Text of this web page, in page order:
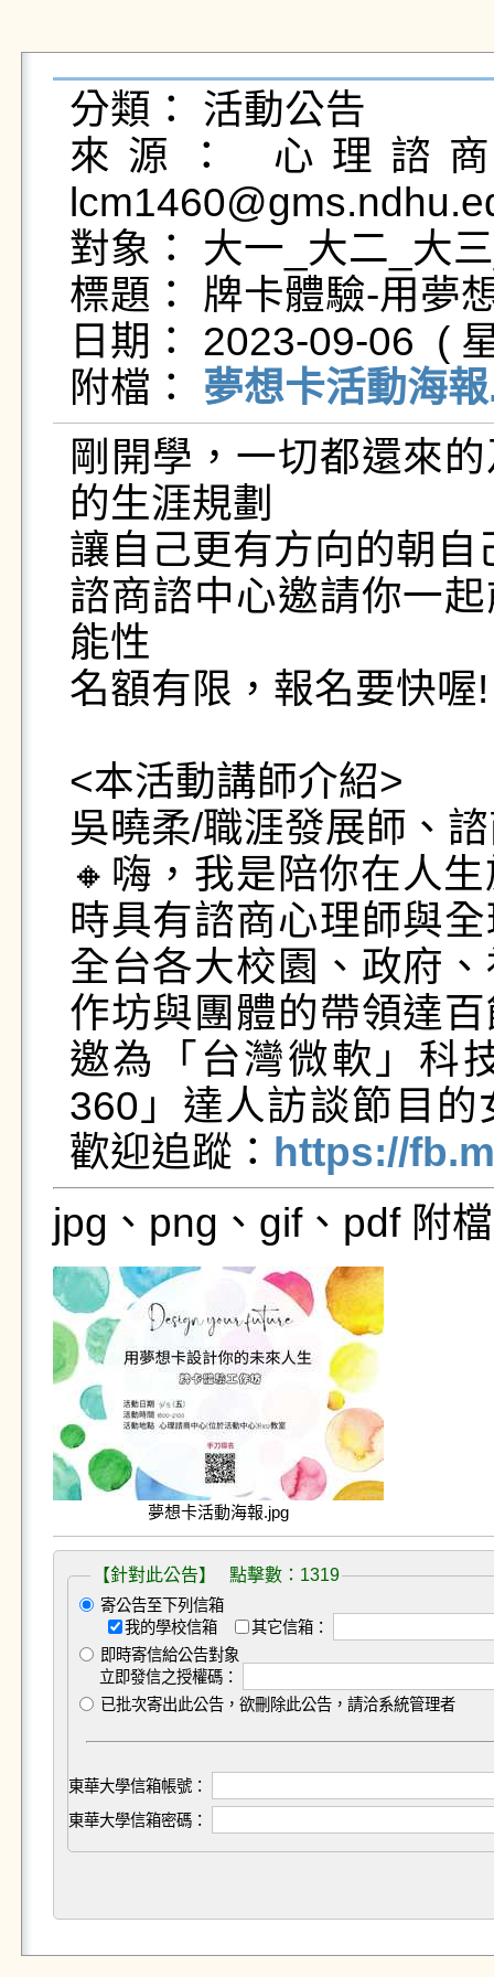
分類： 活動公告
來源： 心理諮
對象： 大一_大二_大
標題： 牌卡體驗-用夢
日期： 2023-09-06  (
附檔： 夢想卡活動海
剛開學，一切都還來
的生涯規劃
讓自己更有方向的朝自
諮商諮中心邀請你一
能性
名額有限，報名要快喔!
<本活動講師介紹>
吳曉柔/職涯發展師、
🔸嗨，我是陪你在人
時具有諮商心理師與
全台各大校園、政府
作坊與團體的帶領達
邀為「台灣微軟」科
360」達人訪談節目
歡迎追蹤： https://
jpg、png、gif、pdf 附
夢想卡活動海報.jpg
【針對此公告】 點擊數：1319
寄公告至下列信箱
我的學校信箱
其它信箱：
即時寄信給公告對象
立即發信之授權碼：
已批次寄出此公告，欲刪除此公告，請洽系統管理者
東華大學信箱帳號：
東華大學信箱密碼：